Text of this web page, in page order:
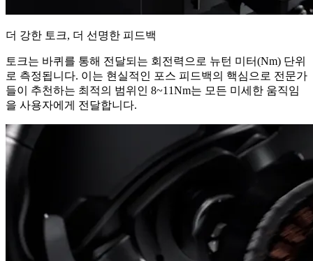
더 강한 토크, 더 선명한 피드백
토크는 바퀴를 통해 전달되는 회전력으로 뉴턴 미터(Nm) 단위
로 측정됩니다. 이는 현실적인 포스 피드백의 핵심으로 전문가
들이 추천하는 최적의 범위인 8~11Nm는 모든 미세한 움직임
을 사용자에게 전달합니다.